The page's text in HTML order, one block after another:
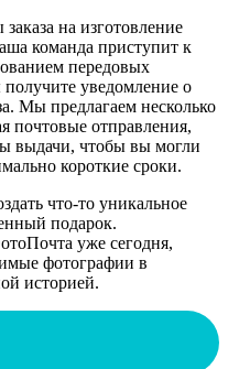
на изготовление
команда приступит к
передовых
уведомление о
Мы предлагаем несколько
почтовые отправления,
выдачи, чтобы вы могли
короткие сроки.
что-то уникальное
подарок.
уже сегодня,
фотографии в
историей.